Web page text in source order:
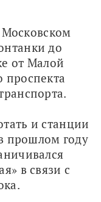
до
от Малой
проспекта
и станции
прошлом году
в связи с